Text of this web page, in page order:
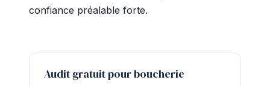
confiance préalable forte.
Audit gratuit pour boucherie